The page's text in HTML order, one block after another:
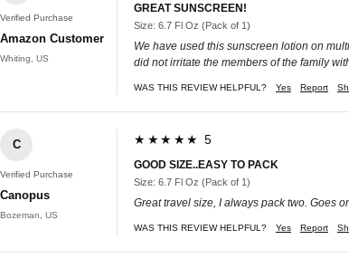
Verified Purchase
Amazon Customer
Whiting, US
GREAT SUNSCREEN!
Size: 6.7 Fl Oz (Pack of 1)
We have used this sunscreen lotion on
did not irritate the members of the family
WAS THIS REVIEW HELPFUL? Yes Report
C
Verified Purchase
Canopus
Bozeman, US
★★★★★ 5
GOOD SIZE..EASY TO PACK
Size: 6.7 Fl Oz (Pack of 1)
Great travel size, I always pack two. Goes
WAS THIS REVIEW HELPFUL? Yes Report